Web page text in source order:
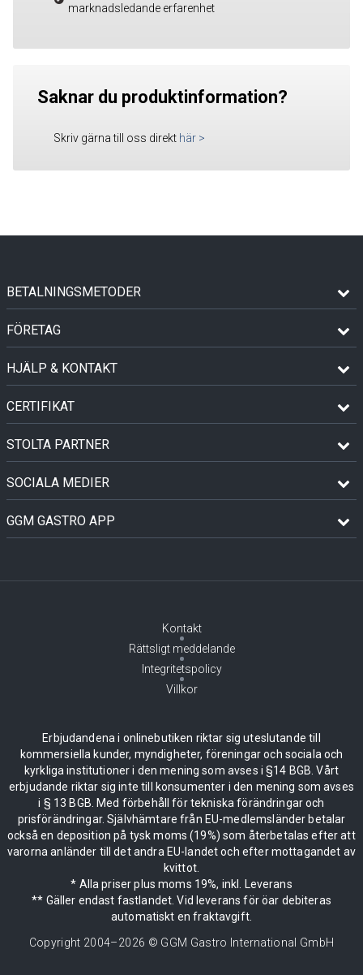
marknadsledande erfarenhet
Saknar du produktinformation?
Skriv gärna till oss direkt här >
BETALNINGSMETODER
FÖRETAG
HJÄLP & KONTAKT
CERTIFIKAT
STOLTA PARTNER
SOCIALA MEDIER
GGM GASTRO APP
Kontakt
Rättsligt meddelande
Integritetspolicy
Villkor
Erbjudandena i onlinebutiken riktar sig uteslutande till
kommersiella kunder, myndigheter, föreningar och sociala och
kyrkliga institutioner i den mening som avses i §14 BGB. Vårt
erbjudande riktar sig inte till konsumenter i den mening som avses
i § 13 BGB. Med förbehåll för tekniska förändringar och
prisförändringar. Självhämtare från EU-medlemsländer betalar
också en deposition på tysk moms (19%) som återbetalas efter att
varorna anländer till det andra EU-landet och efter mottagandet av
kvittot.
* Alla priser plus moms 19%, inkl. Leverans
** Gäller endast fastlandet. Vid leverans för öar debiteras
automatiskt en fraktavgift.
Copyright 2004–2026 © GGM Gastro International GmbH